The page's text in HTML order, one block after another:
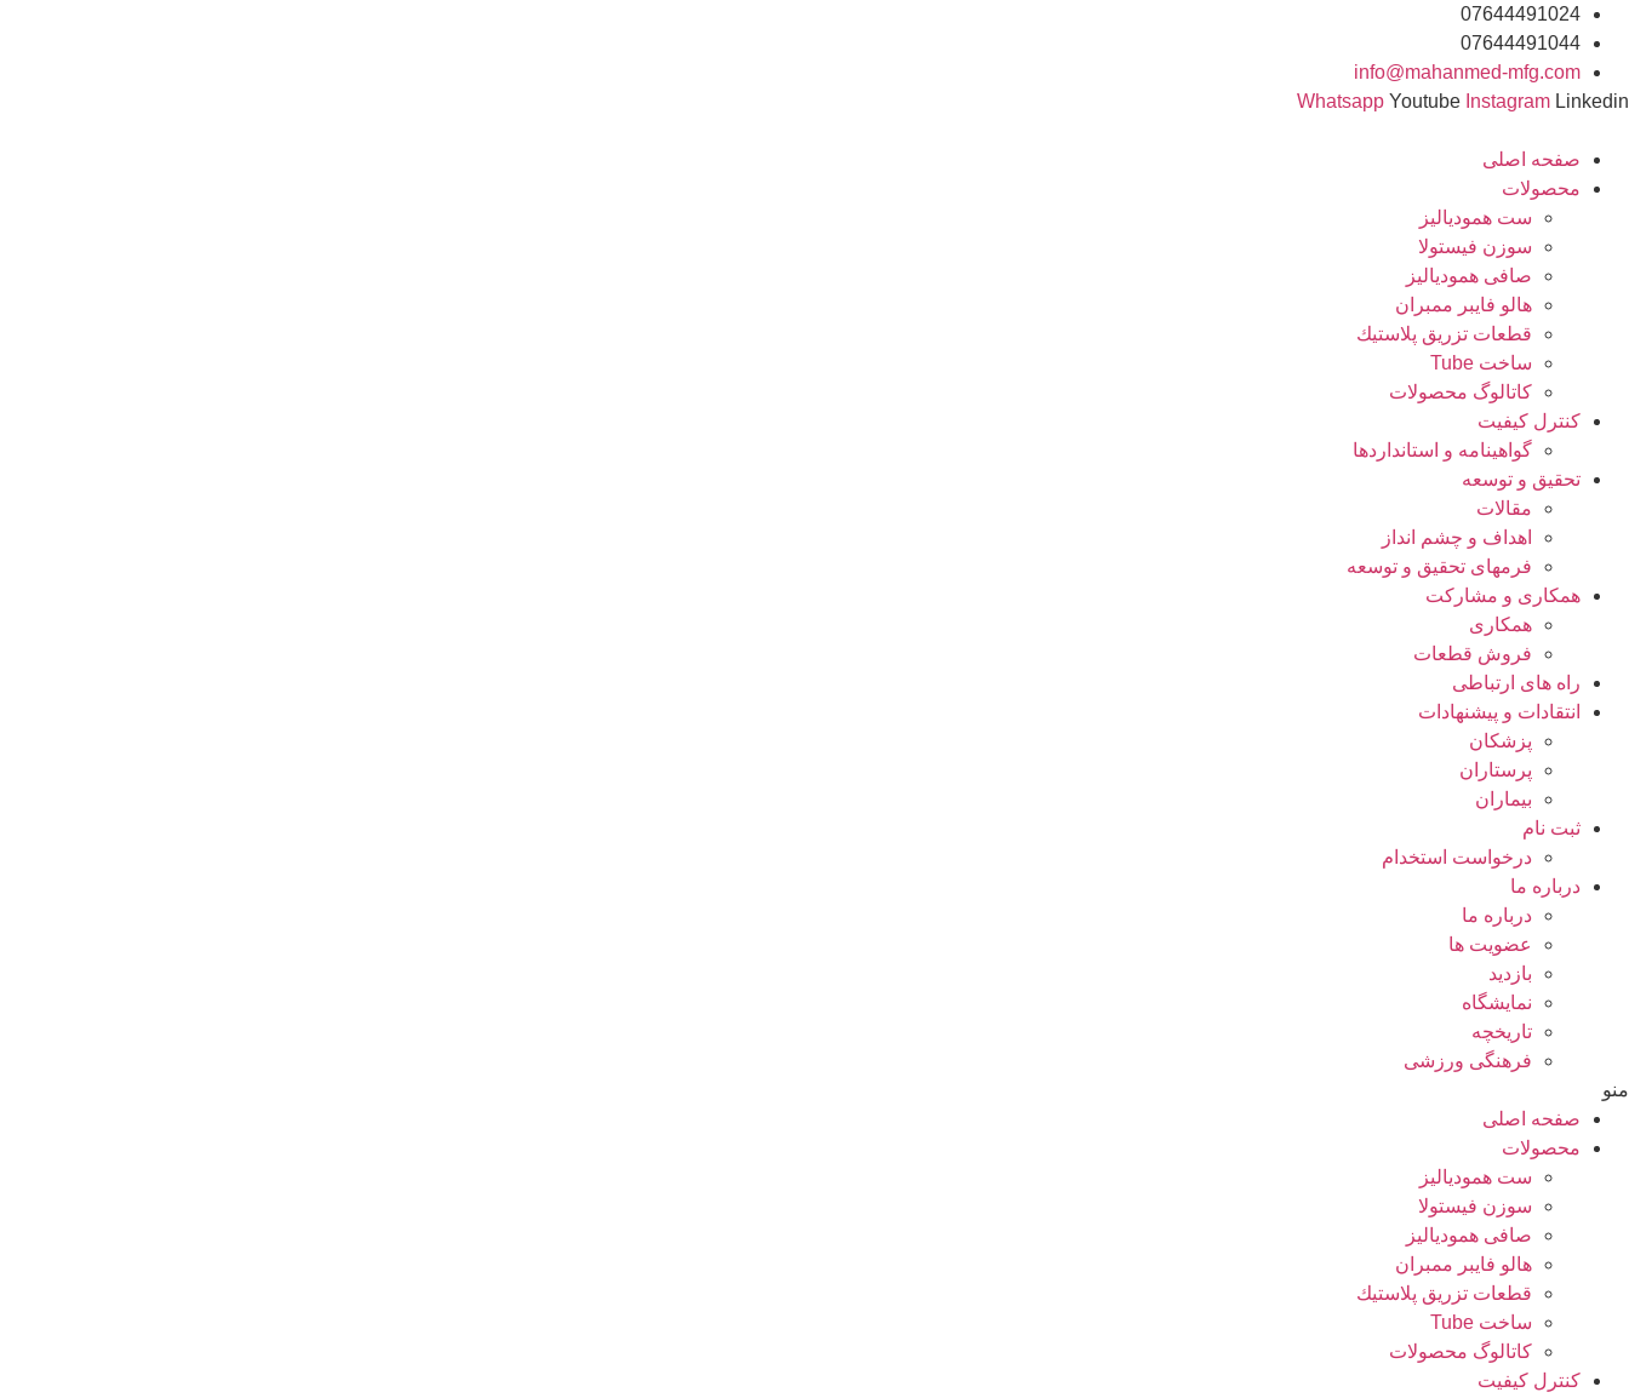
پرش
محتوا
07644491024
07644491044
info@mahanmed-mfg.com
Whatsapp Youtube Instagram Linkedin
صفحه اصلی
محصولات
ست همودیالیز
سوزن فیستولا
صافی همودیالیز
هالو فایبر ممبران
قطعات تزريق پلاستيك
ساخت Tube
کاتالوگ محصولات
کنترل کیفیت
گواهينامه و استانداردها
تحقيق و توسعه
مقالات
اهداف و چشم انداز
فرمهای تحقیق و توسعه
همکاری و مشارکت
همکاری
فروش قطعات
راه های ارتباطی
انتقادات و پيشنهادات
پزشكان
پرستاران
بيماران
ثبت نام
درخواست استخدام
درباره ما
درباره ما
عضویت ها
بازدید
نمایشگاه
تاريخچه
فرهنگی ورزشی
منو
صفحه اصلی
محصولات
ست همودیالیز
سوزن فیستولا
صافی همودیالیز
هالو فایبر ممبران
قطعات تزريق پلاستيك
ساخت Tube
کاتالوگ محصولات
کنترل کیفیت